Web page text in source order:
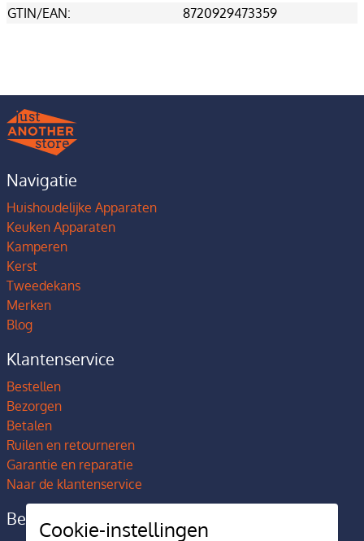
GTIN/EAN:
8720929473359
Navigatie
Huishoudelijke Apparaten
Keuken Apparaten
Kamperen
Kerst
Tweedekans
Merken
Blog
Klantenservice
Bestellen
Bezorgen
Betalen
Ruilen en retourneren
Garantie en reparatie
Naar de klantenservice
Bedrijfsgegevens
Cookie-instellingen